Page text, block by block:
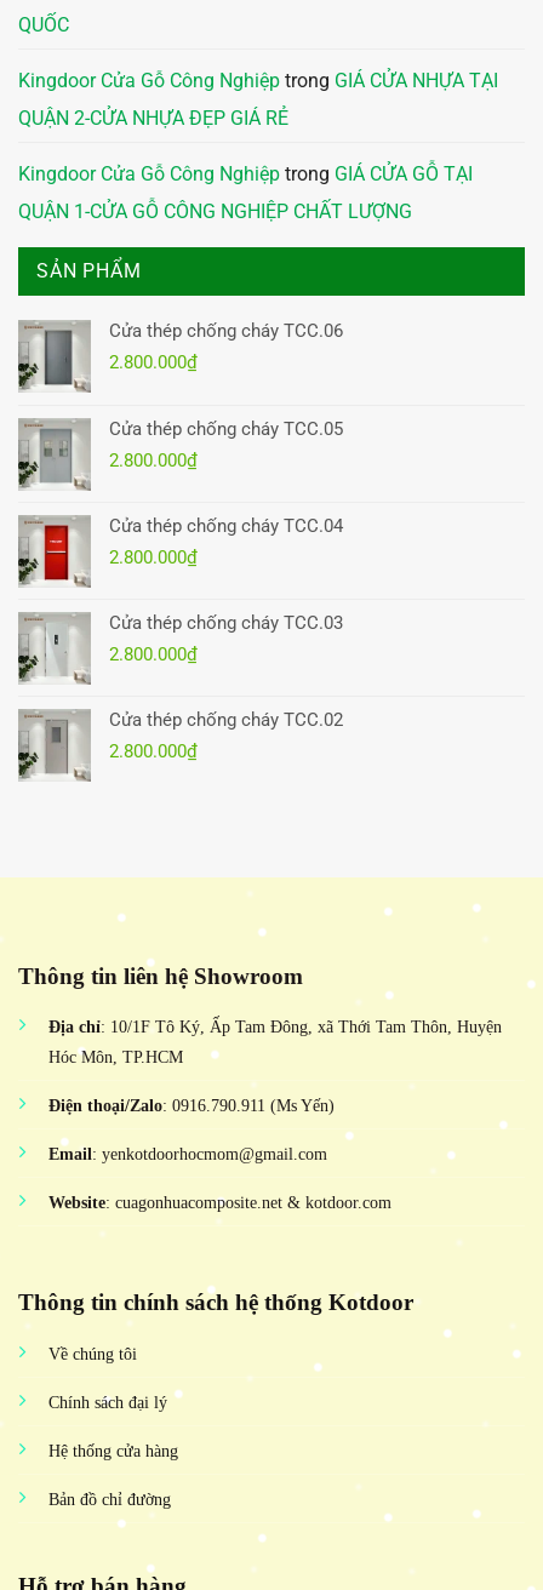
QUỐC
Kingdoor Cửa Gỗ Công Nghiệp trong GIÁ CỬA NHỰA TẠI
QUẬN 2-CỬA NHỰA ĐẸP GIÁ RẺ
Kingdoor Cửa Gỗ Công Nghiệp trong GIÁ CỬA GỖ TẠI
QUẬN 1-CỬA GỖ CÔNG NGHIỆP CHẤT LƯỢNG
SẢN PHẨM
Cửa thép chống cháy TCC.06
2.800.000₫
Cửa thép chống cháy TCC.05
2.800.000₫
Cửa thép chống cháy TCC.04
2.800.000₫
Cửa thép chống cháy TCC.03
2.800.000₫
Cửa thép chống cháy TCC.02
2.800.000₫
Thông tin liên hệ Showroom
Địa chỉ: 10/1F Tô Ký, Ấp Tam Đông, xã Thới Tam Thôn, Huyện
Hóc Môn, TP.HCM
Điện thoại/Zalo: 0916.790.911 (Ms Yến)
Email: yenkotdoorhocmom@gmail.com
Website: cuagonhuacomposite.net & kotdoor.com
Thông tin chính sách hệ thống Kotdoor
Về chúng tôi
Chính sách đại lý
Hệ thống cửa hàng
Bản đồ chỉ đường